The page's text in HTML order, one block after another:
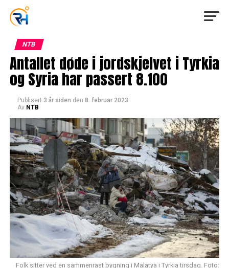
NTB
Antallet døde i jordskjelvet i Tyrkia
og Syria har passert 8.100
Publisert 3 år siden den 8. februar 2023
Av NTB
Folk sitter ved en sammenrast bygning i Malatya i Tyrkia tirsdag. Foto: